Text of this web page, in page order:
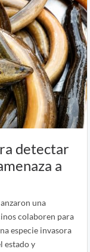
detectar
a
una
colaboren para
especie invasora
estado y